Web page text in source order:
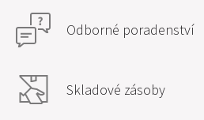
Odborné poradenství
Skladové zásoby